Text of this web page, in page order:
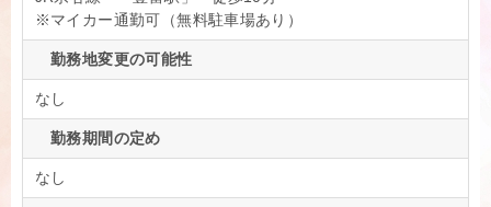
※マイカー通勤可（無料駐車場あり）
勤務地変更の可能性
なし
勤務期間の定め
なし